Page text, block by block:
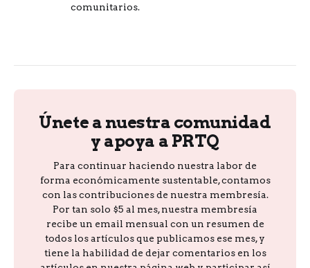
comunitarios.
Únete a nuestra comunidad
y apoya a PRTQ
Para continuar haciendo nuestra labor de
forma económicamente sustentable, contamos
con las contribuciones de nuestra membresía.
Por tan solo $5 al mes, nuestra membresía
recibe un email mensual con un resumen de
todos los artículos que publicamos ese mes, y
tiene la habilidad de dejar comentarios en los